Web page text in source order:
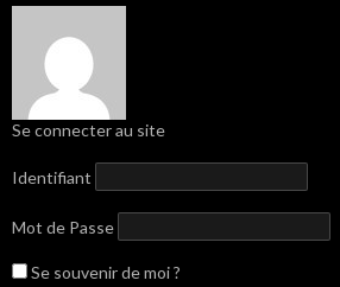
Se connecter au site
Identifiant
Mot de Passe
Se souvenir de moi ?